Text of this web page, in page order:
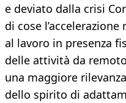
e deviato dalla crisi
di cose
al lavoro in presenza
delle attività da
una maggiore
dello spirito di